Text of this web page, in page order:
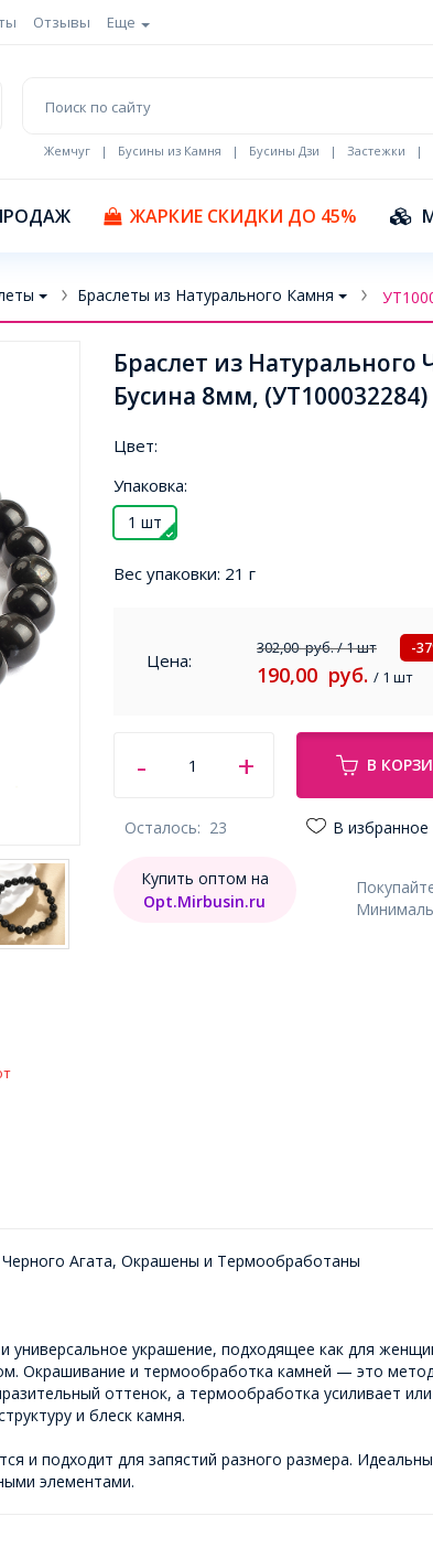
Отзывы Еще
Жемчуг | Бусины из Камня | Бусины Дзи | Застежки |
ЖАРКИЕ СКИДКИ ДО 45%
Браслеты из Натурального Камня
Браслет из Натурального
Бусина 8мм, (УТ100032284)
Цвет:
Упаковка:
1 шт
Вес упаковки: 21 г
Цена:
302,00руб./ 1 шт -
190,00 руб. / 1 шт
В
Осталось: 23 В избранное
Купить оптом на
Opt.Mirbusin.ru
Черного Агата, Окрашены и Термообработаны
универсальное украшение, подходящее как для
Окрашивание и термообработка камней — это
оттенок, а термообработка усиливает
и блеск камня.
и подходит для запястий разного размера.
элементами.